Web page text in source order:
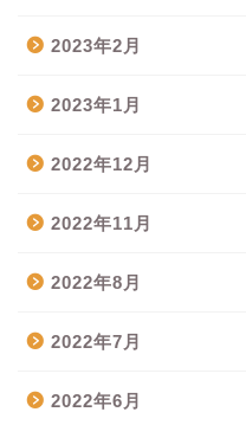
2023年2月
2023年1月
2022年12月
2022年11月
2022年8月
2022年7月
2022年6月